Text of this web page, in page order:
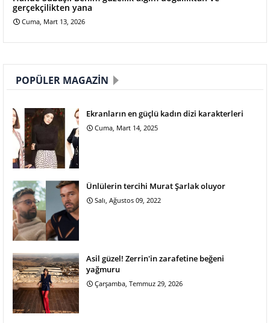
gerçekçilikten yana
Cuma, Mart 13, 2026
POPÜLER MAGAZIN
Ekranların en güçlü kadın dizi karakterleri
Cuma, Mart 14, 2025
Ünlülerin tercihi Murat Şarlak oluyor
Salı, Ağustos 09, 2022
Asil güzel! Zerrin'in zarafetine beğeni
yağmuru
Çarşamba, Temmuz 29, 2026